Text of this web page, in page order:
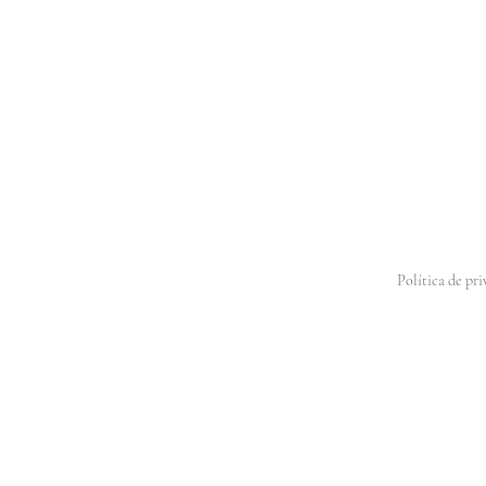
Política de